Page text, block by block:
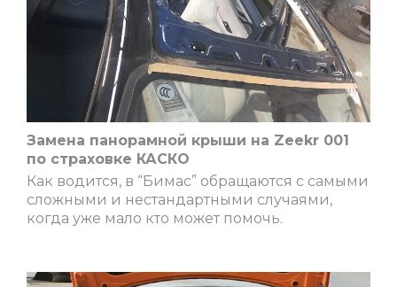
Замена панорамной крыши на Zeekr 001
по страховке КАСКО
Как водится, в “Бимас” обращаются с самыми
сложными и нестандартными случаями,
когда уже мало кто может помочь.